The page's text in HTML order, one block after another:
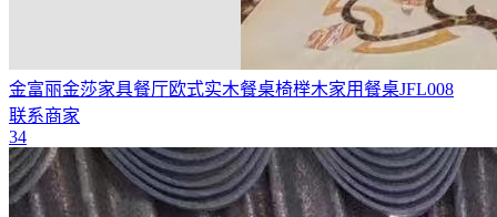
金富丽金莎家具餐厅欧式实木餐桌椅榉木家用餐桌JFL008
联系商家
34